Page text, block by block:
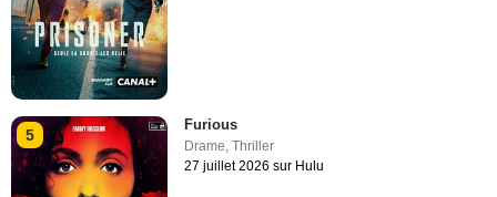
5
Furious
Drame,Thriller
27 juillet 2026 sur Hulu